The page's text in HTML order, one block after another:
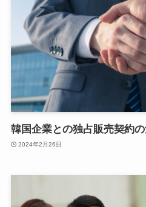
韓国企業との独占販売契約
2024年2月26日